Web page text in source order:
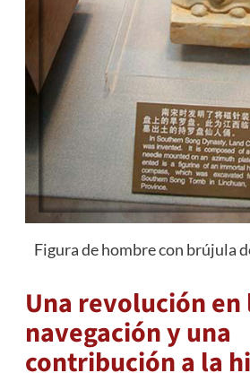
Figura de hombre con brújula
Una revolución en
navegación y una
contribución a la